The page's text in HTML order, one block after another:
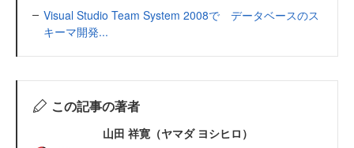
Visual Studio Team System 2008で データベースのス
キーマ開発...
この記事の著者
山田 祥寛（ヤマダ ヨシヒロ）